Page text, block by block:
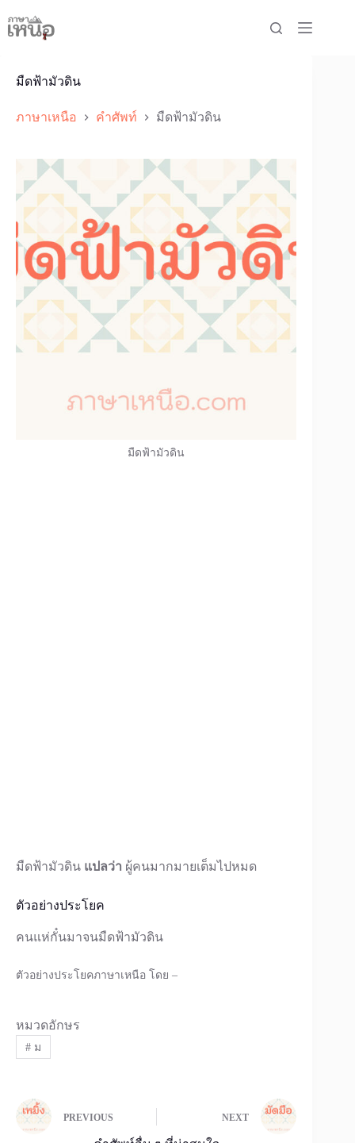
to
content
มืดฟ้ามัวดิน
ภาษาเหนือ คำศัพท์ มืดฟ้ามัวดิน
มืดฟ้ามัวดิน
มืดฟ้ามัวดิน แปลว่า ผู้คนมากมายเต็มไปหมด
ตัวอย่างประโยค
คนแห่กั๋นมาจนมืดฟ้ามัวดิน
ตัวอย่างประโยคภาษาเหนือ โดย –
หมวดอักษร
#ม
PREVIOUS NEXT